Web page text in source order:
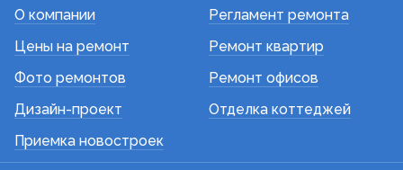
О компании
Цены на ремонт
Фото ремонтов
Дизайн-проект
Приемка новостроек
Регламент ремонта
Ремонт квартир
Ремонт офисов
Отделка коттеджей